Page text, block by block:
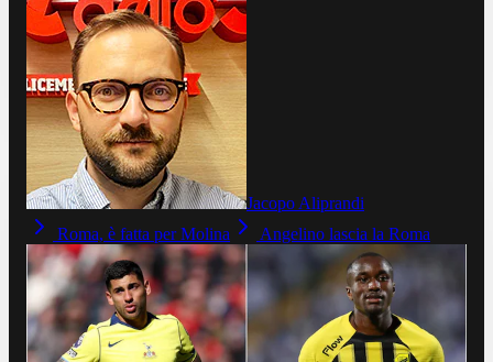
Jacopo Aliprandi
Roma, è fatta per Molina
Angelino lascia la Roma